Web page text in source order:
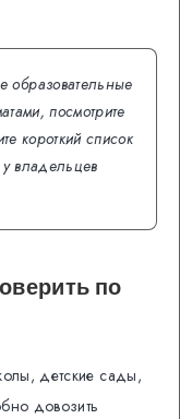
образовательные
посмотрите
короткий список
владельцев
по
детские сады,
довозить